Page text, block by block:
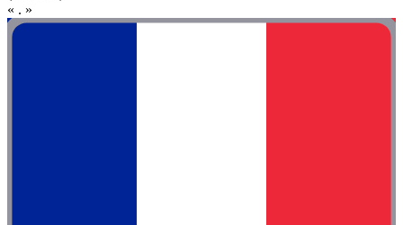
« . »